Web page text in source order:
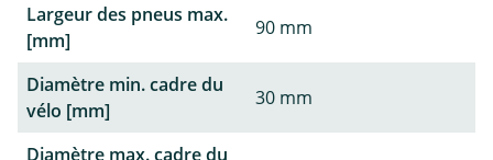
Largeur des pneus max.
[mm]
90 mm
Diamètre min. cadre du
vélo [mm]
30 mm
Diamètre max. cadre du